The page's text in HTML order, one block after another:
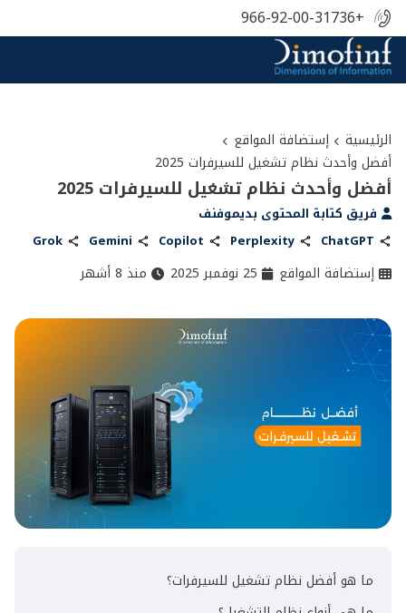
+966-92-00-31736
الرئيسية
إستضافة المواقع
أفضل وأحدث نظام تشغيل للسيرفرات 2025
أفضل وأحدث نظام تشغيل للسيرفرات 2025
فريق كتابة المحتوى بديموفنف
ChatGPT
Perplexity
Copilot
Gemini
Grok
إستضافة المواقع 25 نوفمبر 2025 منذ 8 أشهر
ما هو أفضل نظام تشغيل للسيرفرات؟